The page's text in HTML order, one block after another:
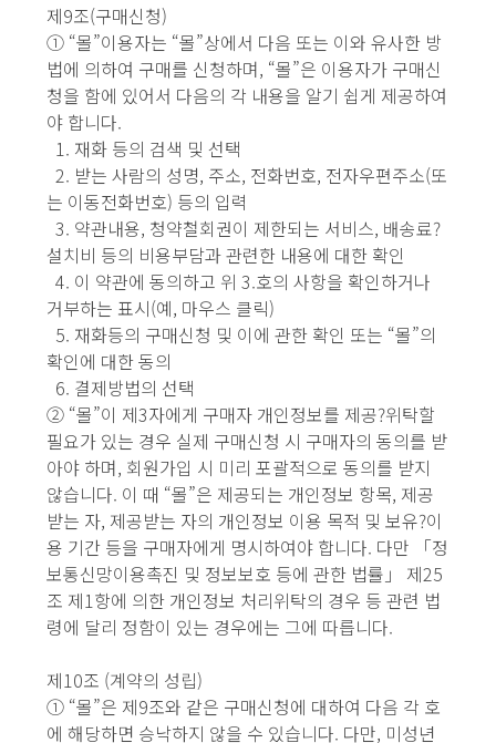
제9조(구매신청)
① “몰”이용자는 “몰”상에서 다음 또는 이와 유사한 방
법에 의하여 구매를 신청하며, “몰”은 이용자가 구매신
청을 함에 있어서 다음의 각 내용을 알기 쉽게 제공하여
야 합니다.
1. 재화 등의 검색 및 선택
2. 받는 사람의 성명, 주소, 전화번호, 전자우편주소(또
는 이동전화번호) 등의 입력
3. 약관내용, 청약철회권이 제한되는 서비스, 배송료?
설치비 등의 비용부담과 관련한 내용에 대한 확인
4. 이 약관에 동의하고 위 3.호의 사항을 확인하거나
거부하는 표시(예, 마우스 클릭)
5. 재화등의 구매신청 및 이에 관한 확인 또는 “몰”의
확인에 대한 동의
6. 결제방법의 선택
② “몰”이 제3자에게 구매자 개인정보를 제공?위탁할
필요가 있는 경우 실제 구매신청 시 구매자의 동의를 받
아야 하며, 회원가입 시 미리 포괄적으로 동의를 받지
않습니다. 이 때 “몰”은 제공되는 개인정보 항목, 제공
받는 자, 제공받는 자의 개인정보 이용 목적 및 보유?이
용 기간 등을 구매자에게 명시하여야 합니다. 다만 「정
보통신망이용촉진 및 정보보호 등에 관한 법률」 제25
조 제1항에 의한 개인정보 처리위탁의 경우 등 관련 법
령에 달리 정함이 있는 경우에는 그에 따릅니다.
제10조 (계약의 성립)
① “몰”은 제9조와 같은 구매신청에 대하여 다음 각 호
에 해당하면 승낙하지 않을 수 있습니다. 다만, 미성년